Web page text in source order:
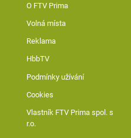
O FTV Prima
Volná místa
Reklama
HbbTV
Podmínky užívání
Cookies
Vlastník FTV Prima spol. s
r.o.